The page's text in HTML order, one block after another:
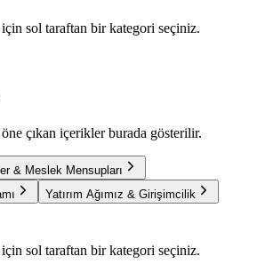
sol taraftan bir kategori seçiniz.
çıkan içerikler burada gösterilir.
& Meslek Mensupları
Yatırım Ağımız & Girişimcilik
sol taraftan bir kategori seçiniz.